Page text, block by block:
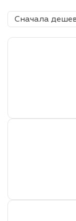
бетону,
Сначала